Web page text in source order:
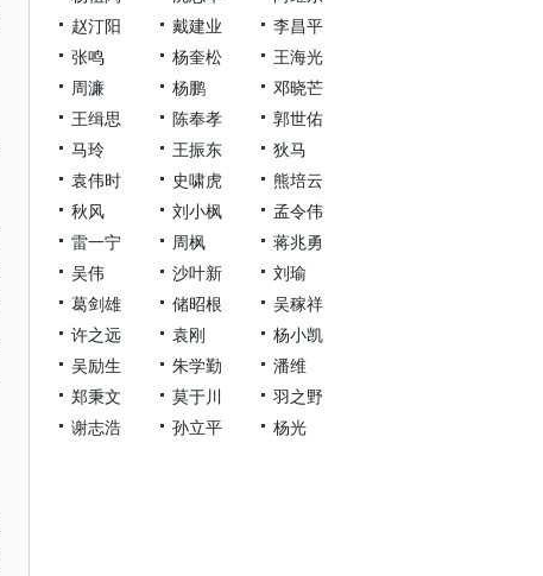
赵汀阳
戴建业
李昌平
张鸣
杨奎松
王海光
周濂
杨鹏
邓晓芒
王缉思
陈奉孝
郭世佑
马玲
王振东
狄马
袁伟时
史啸虎
熊培云
秋风
刘小枫
孟令伟
雷一宁
周枫
蒋兆勇
吴伟
沙叶新
刘瑜
葛剑雄
储昭根
吴稼祥
许之远
袁刚
杨小凯
吴励生
朱学勤
潘维
郑秉文
莫于川
羽之野
谢志浩
孙立平 杨光